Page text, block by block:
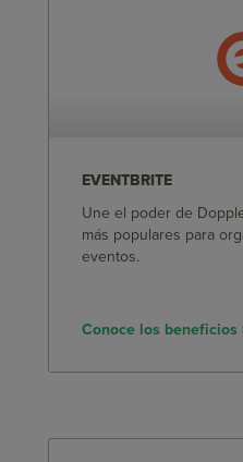
EVENTBRITE
Une el poder de
más populares para
eventos.
Conoce los beneficios